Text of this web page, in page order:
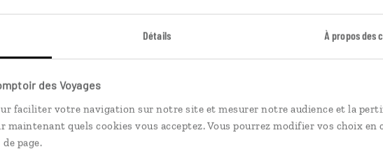
Détails À propos des
des Voyages
faciliter votre navigation sur notre site et mesurer notre audience et la
maintenant quels cookies vous acceptez. Vous pourrez modifier vos choix en
page.
À une heure de route de Tainan, ces sources thermales uniques,
volcanique, offrent un véritable moment de détente.
Parc national de Taijiang
Un havre de paix pour les amoureux de la nature et les
étendues de sable et oiseaux migrateurs.